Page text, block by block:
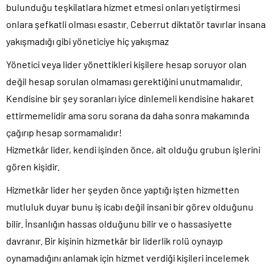
bulunduğu teşkilatlara hizmet etmesi onları yetiştirmesi
onlara şefkatli olması esastır. Ceberrut diktatör tavırlar insana
yakışmadığı gibi yöneticiye hiç yakışmaz
Yönetici veya lider yönettikleri kişilere hesap soruyor olan
değil hesap sorulan olmaması gerektiğini unutmamalıdır.
Kendisine bir şey soranları iyice dinlemeli kendisine hakaret
ettirmemelidir ama soru sorana da daha sonra makamında
çağırıp hesap sormamalıdır!
Hizmetkâr lider, kendi işinden önce, ait olduğu grubun işlerini
gören kişidir.
Hizmetkâr lider her şeyden önce yaptığı işten hizmetten
mutluluk duyar bunu iş icabı değil insani bir görev olduğunu
bilir. İnsanlığın hassas olduğunu bilir ve o hassasiyette
davranır. Bir kişinin hizmetkâr bir liderlik rolü oynayıp
oynamadığını anlamak için hizmet verdiği kişileri incelemek